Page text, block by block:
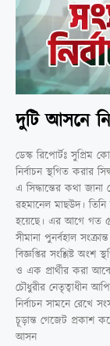
দুটি আসনে
ডেস্ক রিপোর্টঃ সুপ্রিম
নির্বাচন স্থগিত করার
এ সিদ্ধান্তের কথা জানা
রহমানেল মাছউদ।
হয়েছে। এর আগে গত ৫
সীমানা পুনর্বহাল
বিজ্ঞপ্তির সংশ্লিষ্ট
ও এক প্রার্থীর করা
চৌধুরীর নেতৃত্বাধীন
নির্বাচন সামনে রেখে
চূড়ান্ত গেজেট প্রকাশ
আসন